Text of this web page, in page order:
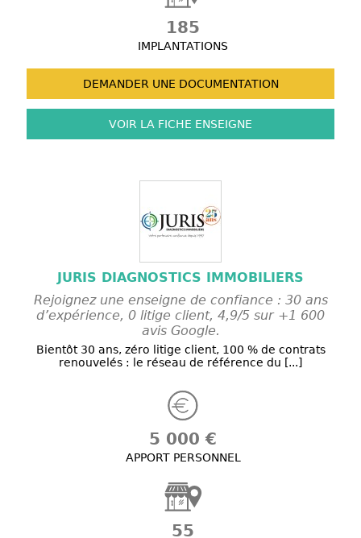
185
IMPLANTATIONS
DEMANDER UNE DOCUMENTATION
VOIR LA FICHE ENSEIGNE
JURIS DIAGNOSTICS IMMOBILIERS
Rejoignez une enseigne de confiance : 30 ans
d’expérience, 0 litige client, 4,9/5 sur +1 600
avis Google.
Bientôt 30 ans, zéro litige client, 100 % de contrats
renouvelés : le réseau de référence du [...]
5 000 €
APPORT PERSONNEL
55